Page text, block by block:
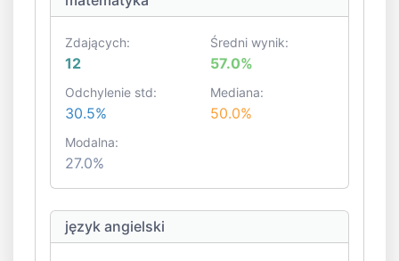
Zdających:
12
Średni wynik:
57.0%
Odchylenie std:
30.5%
Mediana:
50.0%
Modalna:
27.0%
język angielski